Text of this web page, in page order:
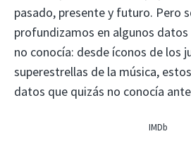
pasado, presente y futuro. Pero
profundizamos en algunos
no conocía: desde íconos de los
superestrellas de la música,
datos que quizás no conocía
IMDb